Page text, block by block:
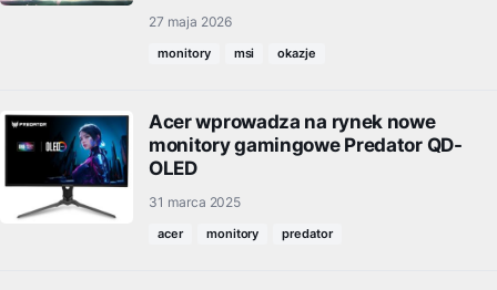
27 maja 2026
monitory msi okazje
Acer wprowadza na rynek nowe
monitory gamingowe Predator QD-
OLED
31 marca 2025
acer monitory predator